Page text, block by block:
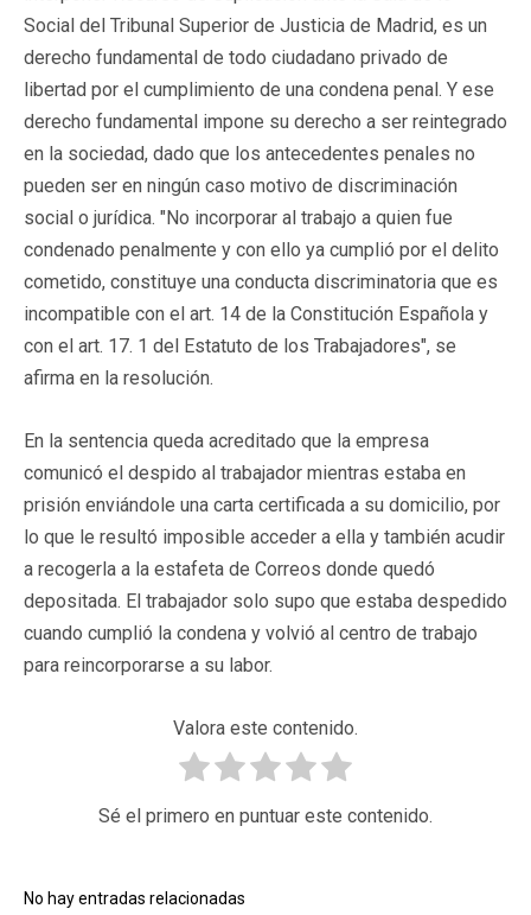
Social del Tribunal Superior de Justicia de Madrid, es un
derecho fundamental de todo ciudadano privado de
libertad por el cumplimiento de una condena penal. Y ese
derecho fundamental impone su derecho a ser reintegrado
en la sociedad, dado que los antecedentes penales no
pueden ser en ningún caso motivo de discriminación
social o jurídica. "No incorporar al trabajo a quien fue
condenado penalmente y con ello ya cumplió por el delito
cometido, constituye una conducta discriminatoria que es
incompatible con el art. 14 de la Constitución Española y
con el art. 17. 1 del Estatuto de los Trabajadores", se
afirma en la resolución.
En la sentencia queda acreditado que la empresa
comunicó el despido al trabajador mientras estaba en
prisión enviándole una carta certificada a su domicilio, por
lo que le resultó imposible acceder a ella y también acudir
a recogerla a la estafeta de Correos donde quedó
depositada. El trabajador solo supo que estaba despedido
cuando cumplió la condena y volvió al centro de trabajo
para reincorporarse a su labor.
Valora este contenido.
Sé el primero en puntuar este contenido.
No hay entradas relacionadas